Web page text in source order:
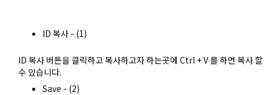
ID 복사 - (1)
ID 복사 버튼을 클릭하고 복사하고자 하는곳에 Ctrl + V 를 하면 복사 할
수 있습니다.
Save - (2)